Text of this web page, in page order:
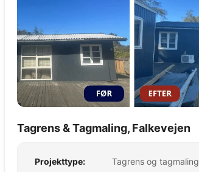
Tagrens & Tagmaling, Falkevejen
Projekttype: Tagrens og tagmaling